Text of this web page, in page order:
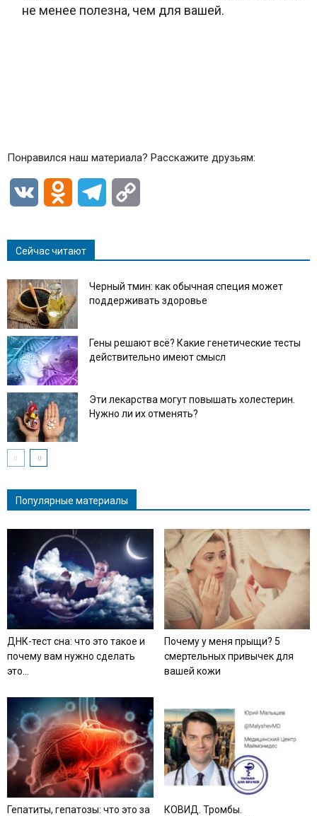
не менее полезна, чем для вашей.
Понравился наш материала? Расскажите друзьям:
VK Odnoklassniki
Telegram
Сейчас читают
Черный тмин: как обычная специя может
поддерживать здоровье
Гены решают всё? Какие генетические тесты
действительно имеют смысл
Эти лекарства могут повышать холестерин.
Нужно ли их отменять?
Популярные материалы
ДНК-тест сна: что это такое и
почему вам нужно сделать
это...
Почему у меня прыщи? 5
смертельных привычек для
вашей кожи
Гепатиты, гепатозы: что это за
КОВИД. Тромбы.